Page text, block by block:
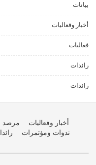
بيانات
أخبار وفعاليات
فعاليات
رائدات
رائدات
أخبار وفعاليات مرصد
ندوات ومؤتمرات